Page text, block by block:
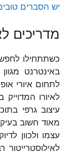
יש הסברים
מדריכים
כשתתחילו
באינטרנט
לתחום איורי
לאיורו
עיצוב גרפי
מאוד חשוב
עצמו ולכוון